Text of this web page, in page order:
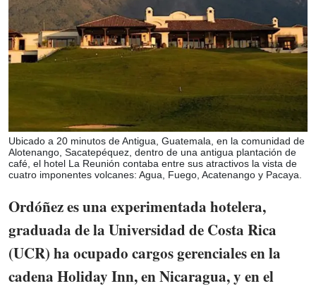
Ubicado a 20 minutos de Antigua, Guatemala, en la comunidad de
Alotenango, Sacatepéquez, dentro de una antigua plantación de
café, el hotel La Reunión contaba entre sus atractivos la vista de
cuatro imponentes volcanes: Agua, Fuego, Acatenango y Pacaya.
Ordóñez es una experimentada hotelera,
graduada de la Universidad de Costa Rica
(UCR) ha ocupado cargos gerenciales en la
cadena Holiday Inn, en Nicaragua, y en el